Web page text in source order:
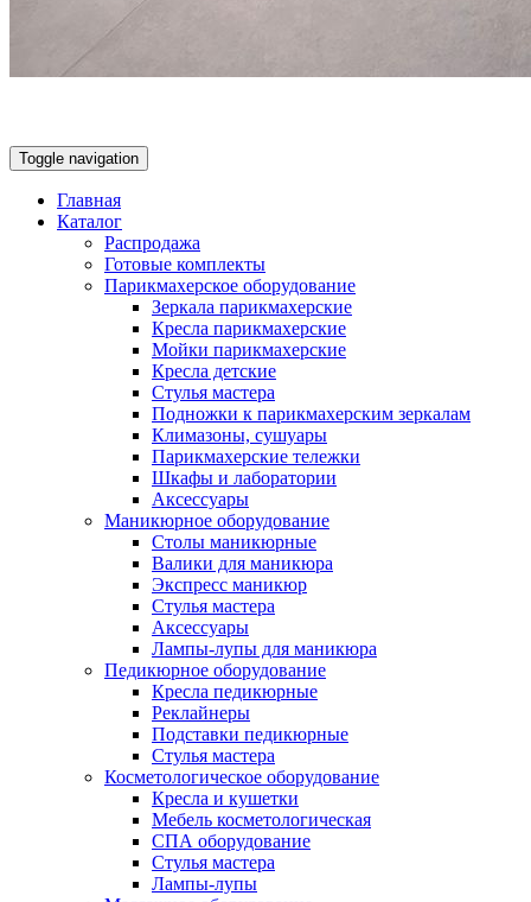
Toggle navigation
Главная
Каталог
Распродажа
Готовые комплекты
Парикмахерское оборудование
Зеркала парикмахерские
Кресла парикмахерские
Мойки парикмахерские
Кресла детские
Стулья мастера
Подножки к парикмахерским зеркалам
Климазоны, сушуары
Парикмахерские тележки
Шкафы и лаборатории
Аксессуары
Маникюрное оборудование
Столы маникюрные
Валики для маникюра
Экспресс маникюр
Стулья мастера
Аксессуары
Лампы-лупы для маникюра
Педикюрное оборудование
Кресла педикюрные
Реклайнеры
Подставки педикюрные
Стулья мастера
Косметологическое оборудование
Кресла и кушетки
Мебель косметологическая
СПА оборудование
Стулья мастера
Лампы-лупы